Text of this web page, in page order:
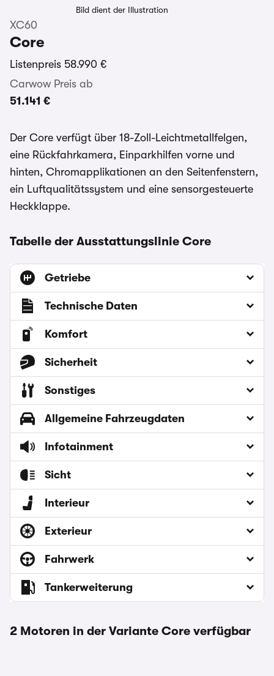
Bild dient der Illustration
XC60
Core
Listenpreis 58.990 €
Carwow Preis ab
51.141 €
Der Core verfügt über 18-Zoll-Leichtmetallfelgen,
eine Rückfahrkamera, Einparkhilfen vorne und
hinten, Chromapplikationen an den Seitenfenstern,
ein Luftqualitätssystem und eine sensorgesteuerte
Heckklappe.
Tabelle der Ausstattungslinie Core
Getriebe
Technische Daten
Komfort
Sicherheit
Sonstiges
Allgemeine Fahrzeugdaten
Infotainment
Sicht
Interieur
Exterieur
Fahrwerk
Tankerweiterung
2 Motoren in der Variante Core verfügbar